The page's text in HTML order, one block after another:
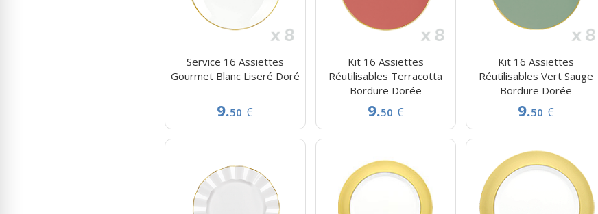
Service 16 Assiettes
Gourmet Blanc Liseré Doré
9.50 €
Kit 16 Assiettes
Réutilisables Terracotta
Bordure Dorée
9.50 €
Kit 16 Assiettes
Réutilisables Vert Sauge
Bordure Dorée
9.50 €